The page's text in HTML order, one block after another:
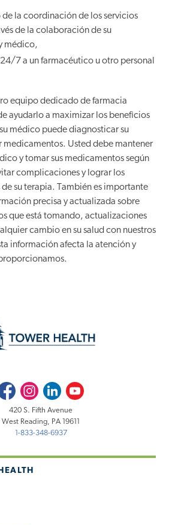
la coordinación de los servicios
de la colaboración de su
médico,
7 a un farmacéutico u otro personal
equipo dedicado de farmacia
ayudarlo a maximizar los beneficios
médico puede diagnosticar su
medicamentos. Usted debe mantener
y tomar sus medicamentos según
complicaciones y lograr los
su terapia. También es importante
precisa y actualizada sobre
que está tomando, actualizaciones
cambio en su salud con nuestros
información afecta la atención y
InstagramLinkedInYoutube
420 S. Fifth Avenue
West Reading, PA 19611
1-833-348-6937